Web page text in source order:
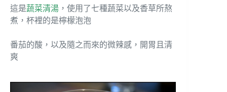
這是蔬菜清湯 ，使用了七種蔬菜以及香草所熬
煮，杯裡的是檸檬泡泡
番茄的酸，以及隨之而來的微辣感，開胃且清
爽